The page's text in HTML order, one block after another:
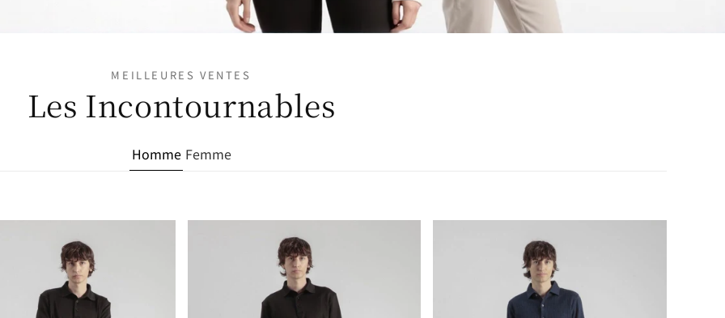
MEILLEURES VENTES
Les Incontournables
Homme Femme